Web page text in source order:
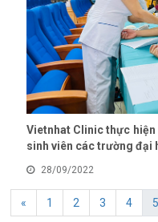
Vietnhat Clinic thực
sinh viên các trường đại
28/09/2022
« 1 2 3 4 5